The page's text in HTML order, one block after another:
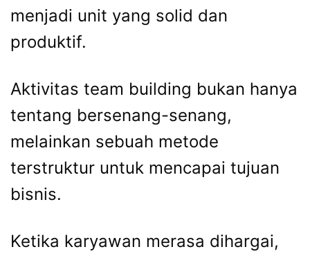
menjadi unit yang solid dan
produktif.
Aktivitas team building bukan hanya
tentang bersenang-senang,
melainkan sebuah metode
terstruktur untuk mencapai tujuan
bisnis.
Ketika karyawan merasa dihargai,